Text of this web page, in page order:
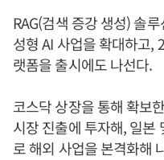
RAG(검색 증강 생성) 솔
성형 AI 사업을 확대하고,
랫폼을 출시에도 나선다.
코스닥 상장을 통해 확보
시장 진출에 투자해, 일본
로 해외 사업을 본격화해